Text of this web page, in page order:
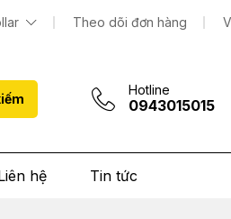
Theo dõi đơn hàng
Hotline
0943015015
hệ Tin tức
2.870.000